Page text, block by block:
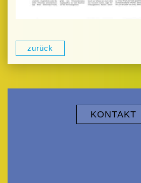
zurück
KONTAKT